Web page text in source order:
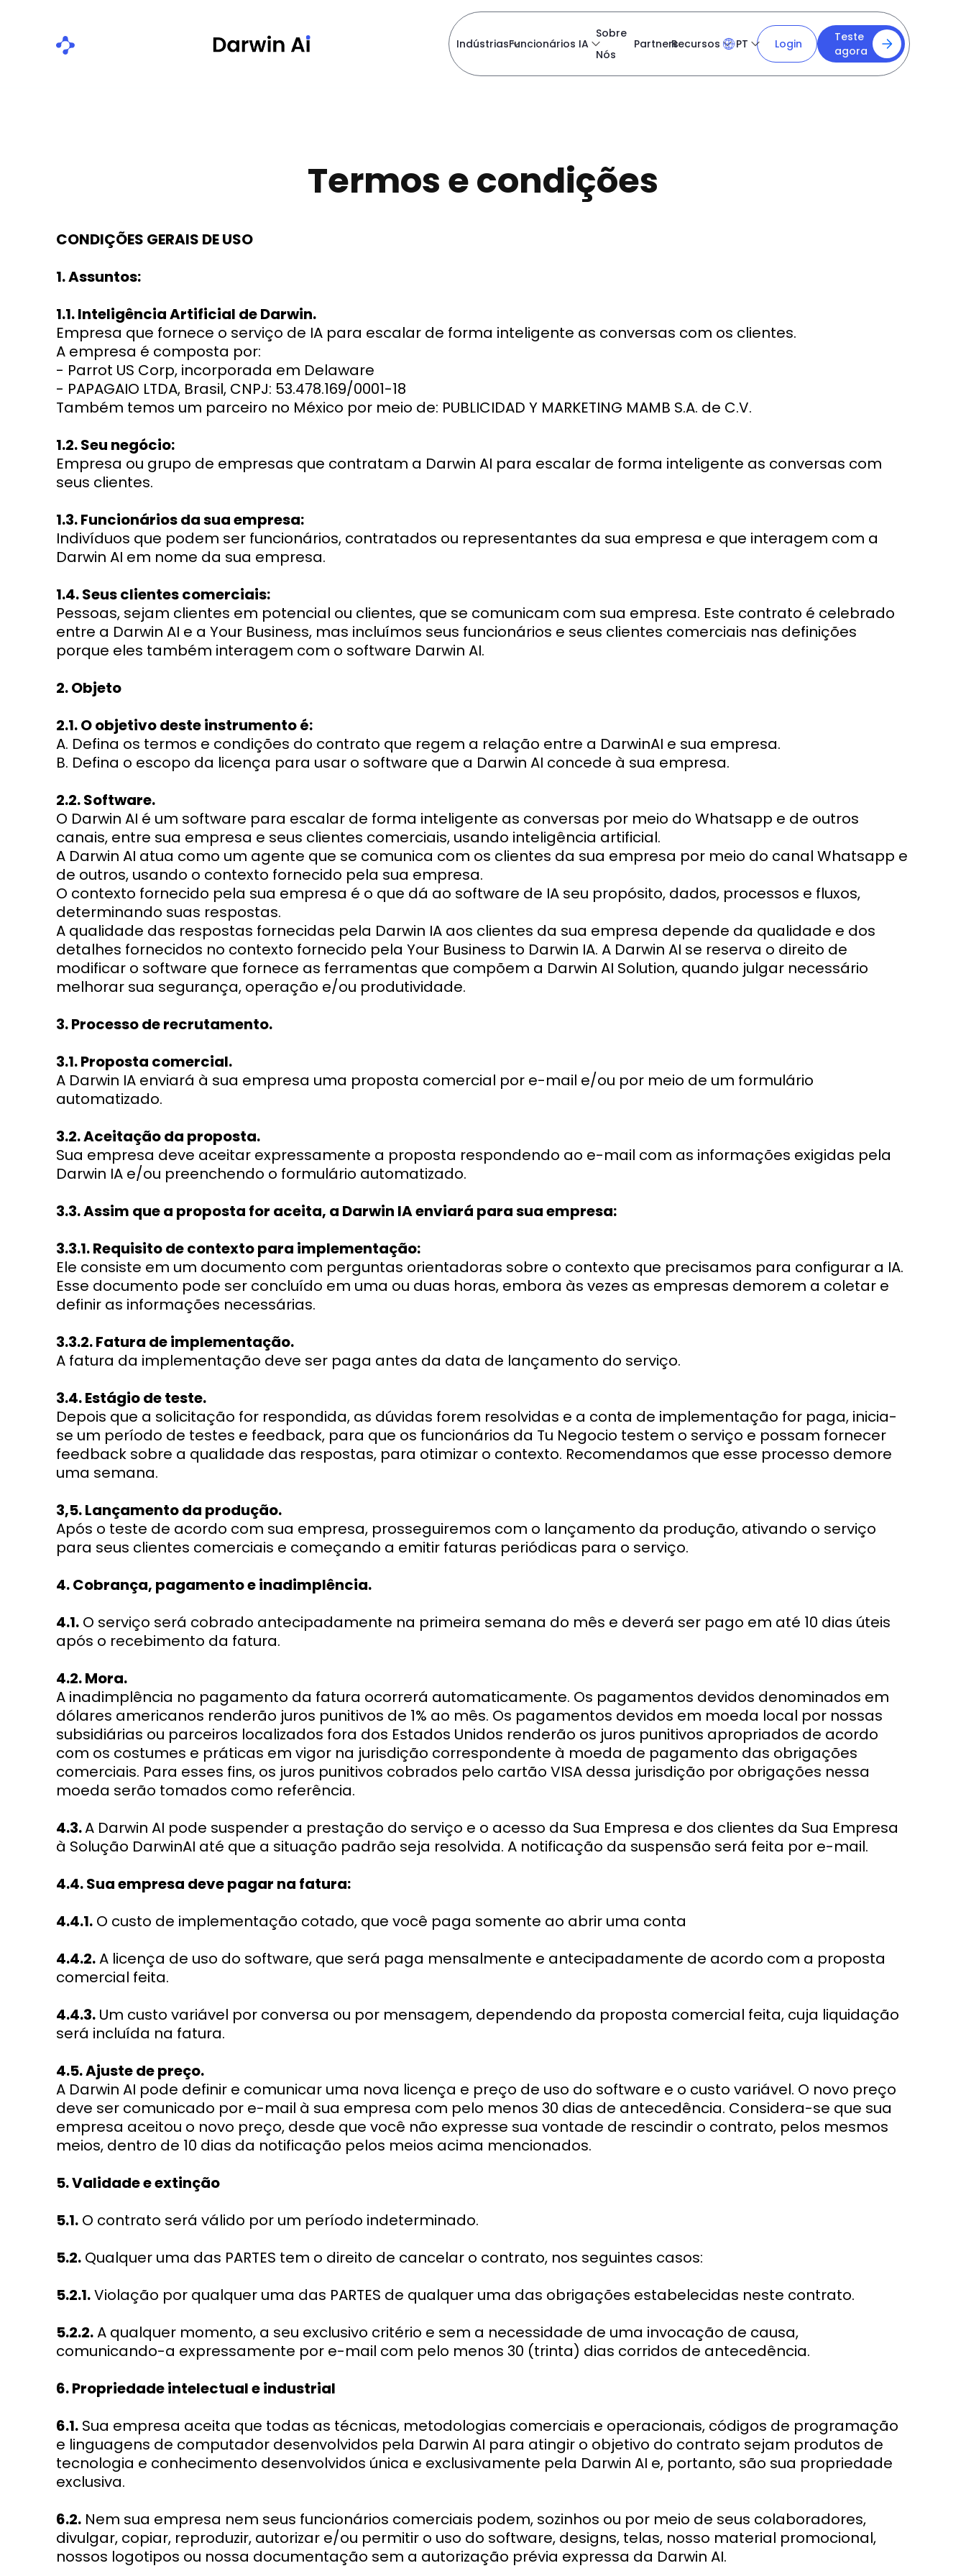
IndústriasFuncionários IA
Sobre
Nós
PartnersRecursos PT Login
Teste
agora
Termos e condições
CONDIÇÕES GERAIS DE USO
1. Assuntos:
1.1. Inteligência Artificial de Darwin.
Empresa que fornece o serviço de IA para escalar de forma inteligente as conversas com os clientes.
A empresa é composta por:
- Parrot US Corp, incorporada em Delaware
- PAPAGAIO LTDA, Brasil, CNPJ: 53.478.169/0001-18
Também temos um parceiro no México por meio de: PUBLICIDAD Y MARKETING MAMB S.A. de C.V.
1.2. Seu negócio:
Empresa ou grupo de empresas que contratam a Darwin AI para escalar de forma inteligente as conversas com
seus clientes.
1.3. Funcionários da sua empresa:
Indivíduos que podem ser funcionários, contratados ou representantes da sua empresa e que interagem com a
Darwin AI em nome da sua empresa.
1.4. Seus clientes comerciais:
Pessoas, sejam clientes em potencial ou clientes, que se comunicam com sua empresa. Este contrato é celebrado
entre a Darwin AI e a Your Business, mas incluímos seus funcionários e seus clientes comerciais nas definições
porque eles também interagem com o software Darwin AI.
2. Objeto
2.1. O objetivo deste instrumento é:
A. Defina os termos e condições do contrato que regem a relação entre a DarwinAI e sua empresa.
B. Defina o escopo da licença para usar o software que a Darwin AI concede à sua empresa.
2.2. Software.
O Darwin AI é um software para escalar de forma inteligente as conversas por meio do Whatsapp e de outros
canais, entre sua empresa e seus clientes comerciais, usando inteligência artificial.
A Darwin AI atua como um agente que se comunica com os clientes da sua empresa por meio do canal Whatsapp e
de outros, usando o contexto fornecido pela sua empresa.
O contexto fornecido pela sua empresa é o que dá ao software de IA seu propósito, dados, processos e fluxos,
determinando suas respostas.
A qualidade das respostas fornecidas pela Darwin IA aos clientes da sua empresa depende da qualidade e dos
detalhes fornecidos no contexto fornecido pela Your Business to Darwin IA. A Darwin AI se reserva o direito de
modificar o software que fornece as ferramentas que compõem a Darwin AI Solution, quando julgar necessário
melhorar sua segurança, operação e/ou produtividade.
3. Processo de recrutamento.
3.1. Proposta comercial.
A Darwin IA enviará à sua empresa uma proposta comercial por e-mail e/ou por meio de um formulário
automatizado.
3.2. Aceitação da proposta.
Sua empresa deve aceitar expressamente a proposta respondendo ao e-mail com as informações exigidas pela
Darwin IA e/ou preenchendo o formulário automatizado.
3.3. Assim que a proposta for aceita, a Darwin IA enviará para sua empresa:
3.3.1. Requisito de contexto para implementação:
Ele consiste em um documento com perguntas orientadoras sobre o contexto que precisamos para configurar a IA.
Esse documento pode ser concluído em uma ou duas horas, embora às vezes as empresas demorem a coletar e
definir as informações necessárias.
3.3.2. Fatura de implementação.
A fatura da implementação deve ser paga antes da data de lançamento do serviço.
3.4. Estágio de teste.
Depois que a solicitação for respondida, as dúvidas forem resolvidas e a conta de implementação for paga, inicia-
se um período de testes e feedback, para que os funcionários da Tu Negocio testem o serviço e possam fornecer
feedback sobre a qualidade das respostas, para otimizar o contexto. Recomendamos que esse processo demore
uma semana.
3,5. Lançamento da produção.
Após o teste de acordo com sua empresa, prosseguiremos com o lançamento da produção, ativando o serviço
para seus clientes comerciais e começando a emitir faturas periódicas para o serviço.
4. Cobrança, pagamento e inadimplência.
4.1. O serviço será cobrado antecipadamente na primeira semana do mês e deverá ser pago em até 10 dias úteis
após o recebimento da fatura.
4.2. Mora.
A inadimplência no pagamento da fatura ocorrerá automaticamente. Os pagamentos devidos denominados em
dólares americanos renderão juros punitivos de 1% ao mês. Os pagamentos devidos em moeda local por nossas
subsidiárias ou parceiros localizados fora dos Estados Unidos renderão os juros punitivos apropriados de acordo
com os costumes e práticas em vigor na jurisdição correspondente à moeda de pagamento das obrigações
comerciais. Para esses fins, os juros punitivos cobrados pelo cartão VISA dessa jurisdição por obrigações nessa
moeda serão tomados como referência.
4.3.A Darwin AI pode suspender a prestação do serviço e o acesso da Sua Empresa e dos clientes da Sua Empresa
à Solução DarwinAI até que a situação padrão seja resolvida. A notificação da suspensão será feita por e-mail.
4.4. Sua empresa deve pagar na fatura:
4.4.1. O custo de implementação cotado, que você paga somente ao abrir uma conta
4.4.2.A licença de uso do software, que será paga mensalmente e antecipadamente de acordo com a proposta
comercial feita.
4.4.3. Um custo variável por conversa ou por mensagem, dependendo da proposta comercial feita, cuja liquidação
será incluída na fatura.
4.5. Ajuste de preço.
A Darwin AI pode definir e comunicar uma nova licença e preço de uso do software e o custo variável. O novo preço
deve ser comunicado por e-mail à sua empresa com pelo menos 30 dias de antecedência. Considera-se que sua
empresa aceitou o novo preço, desde que você não expresse sua vontade de rescindir o contrato, pelos mesmos
meios, dentro de 10 dias da notificação pelos meios acima mencionados.
5. Validade e extinção
5.1. O contrato será válido por um período indeterminado.
5.2. Qualquer uma das PARTES tem o direito de cancelar o contrato, nos seguintes casos:
5.2.1.Violação por qualquer uma das PARTES de qualquer uma das obrigações estabelecidas neste contrato.
5.2.2.A qualquer momento, a seu exclusivo critério e sem a necessidade de uma invocação de causa,
comunicando-a expressamente por e-mail com pelo menos 30 (trinta) dias corridos de antecedência.
6. Propriedade intelectual e industrial
6.1. Sua empresa aceita que todas as técnicas, metodologias comerciais e operacionais, códigos de programação
e linguagens de computador desenvolvidos pela Darwin AI para atingir o objetivo do contrato sejam produtos de
tecnologia e conhecimento desenvolvidos única e exclusivamente pela Darwin AI e, portanto, são sua propriedade
exclusiva.
6.2. Nem sua empresa nem seus funcionários comerciais podem, sozinhos ou por meio de seus colaboradores,
divulgar, copiar, reproduzir, autorizar e/ou permitir o uso do software, designs, telas, nosso material promocional,
nossos logotipos ou nossa documentação sem a autorização prévia expressa da Darwin AI.